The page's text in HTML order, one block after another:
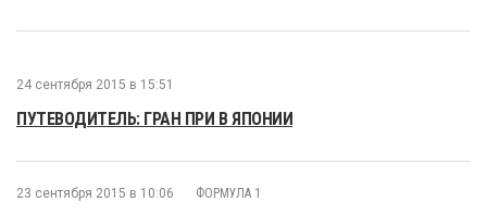
24 сентября 2015 в 15:51
ПУТЕВОДИТЕЛЬ: ГРАН ПРИ В ЯПОНИИ
23 сентября 2015 в 10:06 ФОРМУЛА 1